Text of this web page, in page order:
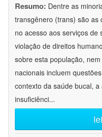
Resumo: Dentre as
transgênero (trans) são as
no acesso aos serviços
violação de direitos
sobre esta população,
nacionais incluem
contexto da saúde bucal,
insuficiênci...